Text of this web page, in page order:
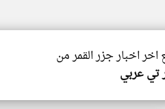
اخر اخبار جزر القمر من
تي عربي